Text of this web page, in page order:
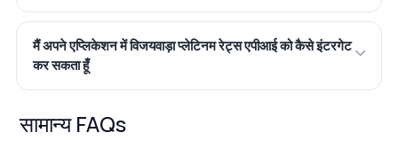
मैं अपने एप्लिकेशन में विजयवाड़ा प्लेटिनम रेट्स एपीआई को कैसे इंटरगेट
कर सकता हूँ
सामान्य FAQs